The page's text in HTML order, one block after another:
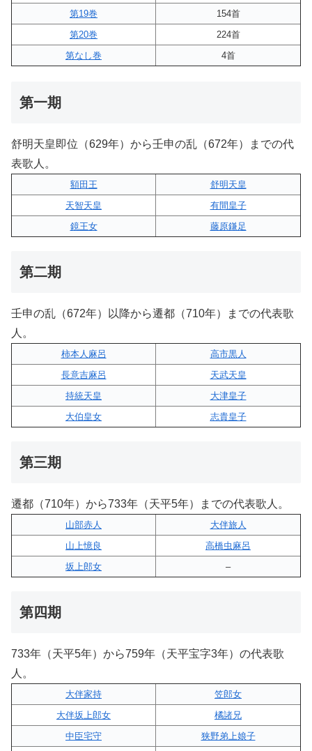
第19巻
154首
第20巻
224首
第なし巻
4首
第一期
舒明天皇即位（629年）から壬申の乱（672年）までの代
表歌人。
額田王
舒明天皇
天智天皇
有間皇子
鏡王女
藤原鎌足
第二期
壬申の乱（672年）以降から遷都（710年）までの代表歌
人。
柿本人麻呂
高市黒人
長意吉麻呂
天武天皇
持統天皇
大津皇子
大伯皇女
志貴皇子
第三期
遷都（710年）から733年（天平5年）までの代表歌人。
山部赤人
大伴旅人
山上憶良
高橋虫麻呂
坂上郎女
–
第四期
733年（天平5年）から759年（天平宝字3年）の代表歌
人。
大伴家持
笠郎女
大伴坂上郎女
橘諸兄
中臣宅守
狭野弟上娘子